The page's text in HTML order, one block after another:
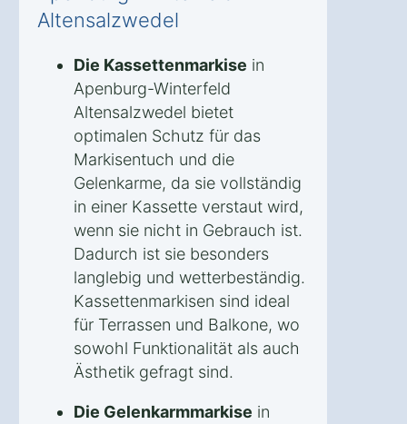
Altensalzwedel
Die Kassettenmarkise in
Apenburg-Winterfeld
Altensalzwedel bietet
optimalen Schutz für das
Markisentuch und die
Gelenkarme, da sie vollständig
in einer Kassette verstaut wird,
wenn sie nicht in Gebrauch ist.
Dadurch ist sie besonders
langlebig und wetterbeständig.
Kassettenmarkisen sind ideal
für Terrassen und Balkone, wo
sowohl Funktionalität als auch
Ästhetik gefragt sind.
Die Gelenkarmmarkise in